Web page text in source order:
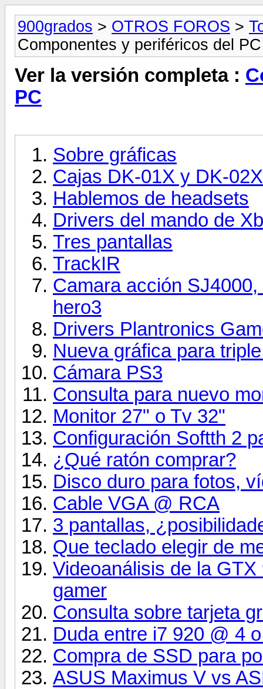
900grados > OTROS FOROS >
Componentes y periféricos del PC
Ver la versión completa :
PC
Sobre gráficas
Cajas DK-01X y DK-
Hablemos de headsets
Drivers del mando de
Tres pantallas
TrackIR
Camara acción
hero3
Drivers Plantronics
Nueva gráfica para
Cámara PS3
Consulta para nuevo
Monitor 27" o Tv 32"
Configuración Softth 2
¿Qué ratón comprar?
Disco duro para fotos,
Cable VGA @ RCA
3 pantallas,
Que teclado elegir de
Videoanálisis de la
gamer
Consulta sobre tarjeta
Duda entre i7 920 @ 4
Compra de SSD para
ASUS Maximus V vs